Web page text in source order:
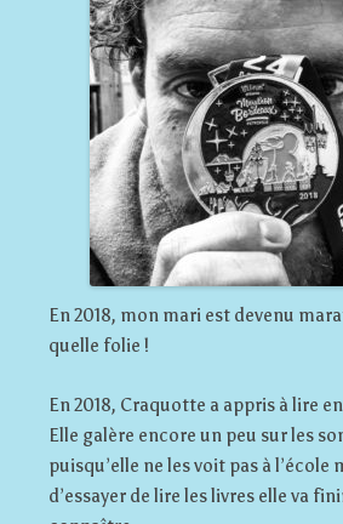
En 2018, mon mari est devenu
quelle folie !
En 2018, Craquotte a appris à lire
Elle galère encore un peu sur les
puisqu’elle ne les voit pas à l’école
d’essayer de lire les livres elle va